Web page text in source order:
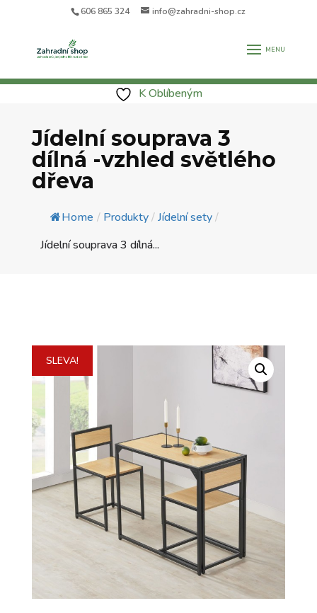
606 865 324 info@zahradni-shop.cz
K Oblíbeným
Jídelní souprava 3
dílná -vzhled světlého
dřeva
Home / Produkty/Jídelní sety/
Jídelní souprava 3 dílná...
SLEVA!